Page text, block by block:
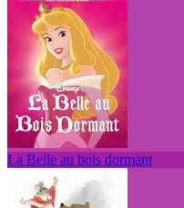
La Belle au bois dormant